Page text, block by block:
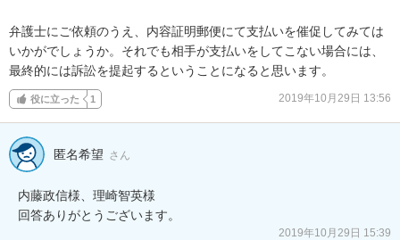
弁護士にご依頼のうえ、内容証明郵便にて支払いを催促してみては
いかがでしょうか。それでも相手が支払いをしてこない場合には、
最終的には訴訟を提起するということになると思います。
役に立った 1 2019年10月29日 13:56
匿名希望 さん
内藤政信様、理崎智英様
回答ありがとうございます。
2019年10月29日 15:39